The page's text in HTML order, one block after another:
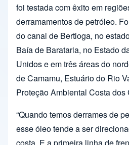
foi testada com êxito em
derramamentos de petróleo.
do canal de Bertioga, no
Baía de Barataria, no Estado
Unidos e em três áreas do
de Camamu, Estuário do Rio
Proteção Ambiental Costa dos
“Quando temos derrames de
esse óleo tende a ser